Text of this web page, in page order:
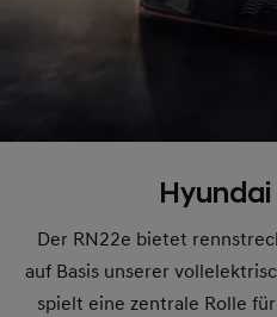
Der RN22e bietet
auf Basis unserer
spielt eine zentrale Rolle